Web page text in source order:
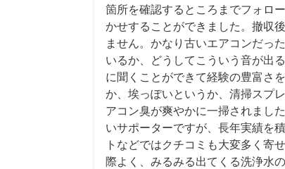
箇所を確認するところまでフォロ
かせすることができました。撤収
ません。かなり古いエアコンだっ
いるか、どうしてこういう音が出
に聞くことができて経験の豊富さ
か、埃っぽいというか、清掃スプ
アコン臭が爽やかに一掃されまし
いサポーターですが、長年実績を
トなどではクチコミも大変多く寄
際よく、みるみる出てくる洗浄水